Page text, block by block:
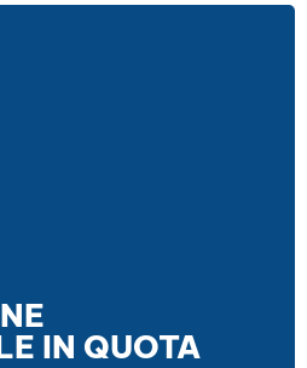
IN QUOTA